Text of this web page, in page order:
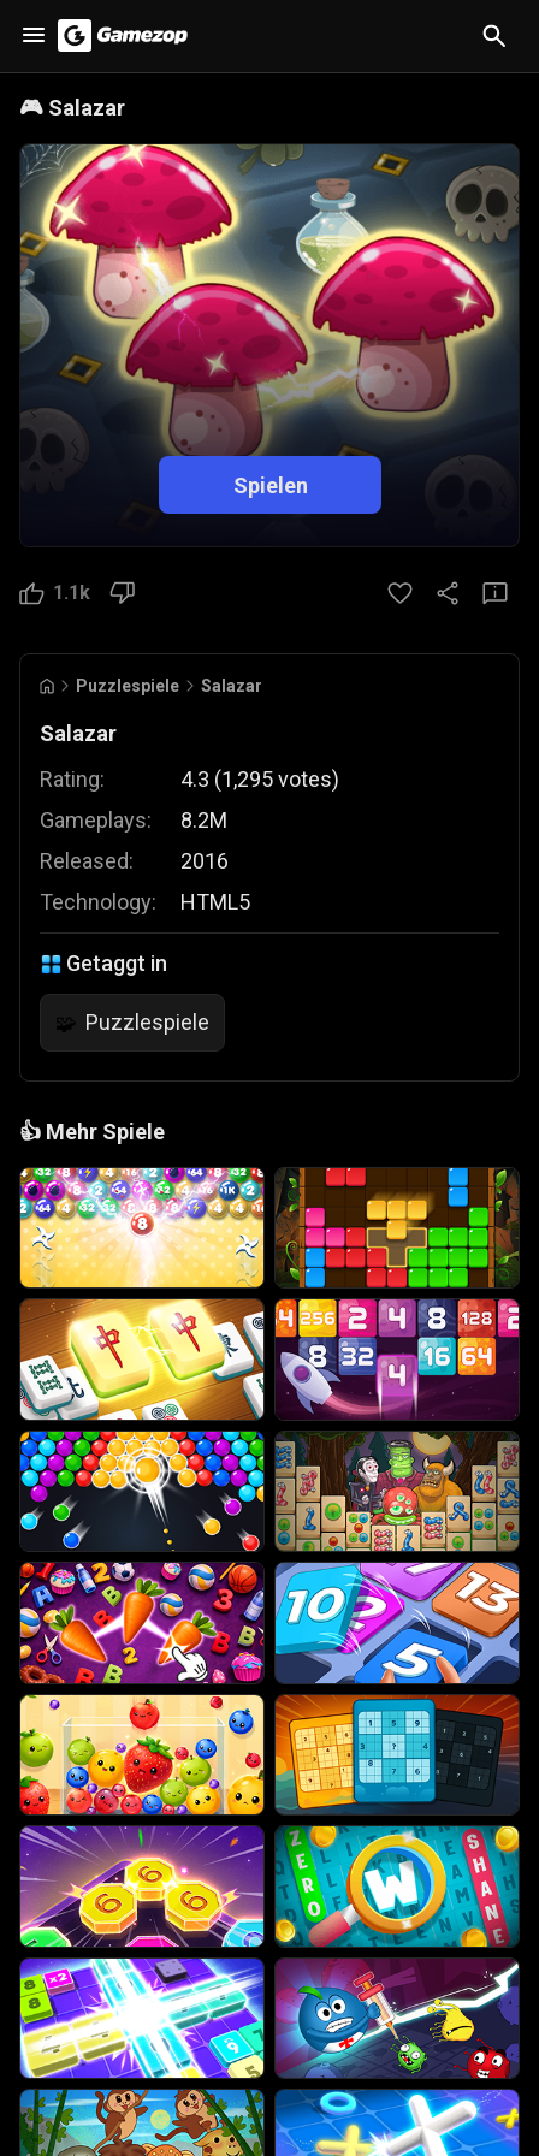
🎮 Salazar
Spielen
1.1k
Puzzlespiele Salazar
Salazar
Rating:
Gameplays:
Released:
Technology:
4.3 (1,295votes)
8.2M
2016
HTML5
Getaggt in
🧩 Puzzlespiele
👍 Mehr Spiele